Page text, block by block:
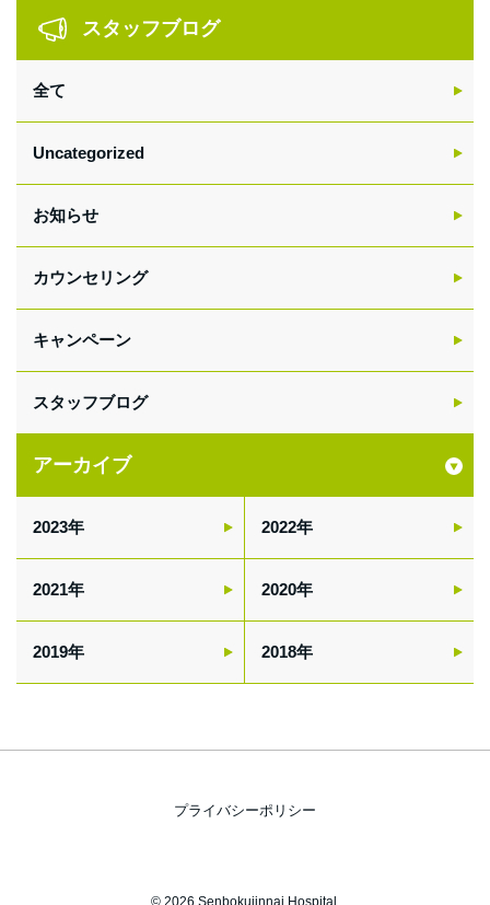
sidebarスタッフブログ
全て
Uncategorized
お知らせ
カウンセリング
キャンペーン
スタッフブログ
アーカイブ
2023 2022
2021 2020
2019 2018
プライバシーポリシー
© 2026 Senbokujinnai Hospital.